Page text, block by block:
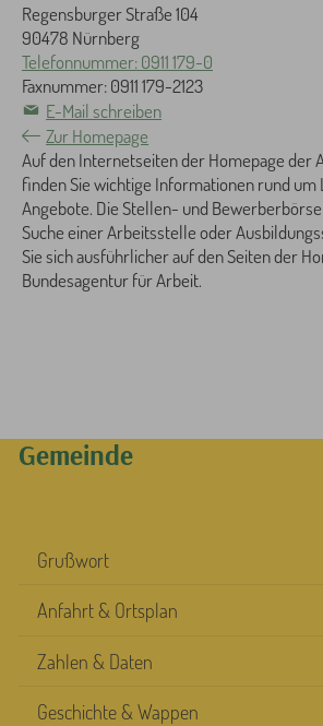
Regensburger Straße 104
90478 Nürnberg
Telefonnummer: 0911 179-0
Faxnummer: 0911 179-2123
E-Mail schreiben
Zur Homepage
Auf den Internetseiten der Homepage der
finden Sie wichtige Informationen rund um
Angebote. Die Stellen- und
Suche einer Arbeitsstelle oder
Sie sich ausführlicher auf den Seiten der
Bundesagentur für Arbeit.
Gemeinde
Grußwort
Anfahrt & Ortsplan
Zahlen & Daten
Geschichte & Wappen